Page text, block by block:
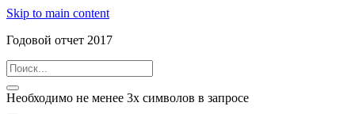
Skip to main content
Годовой отчет 2017
Необходимо не менее 3х символов в запросе